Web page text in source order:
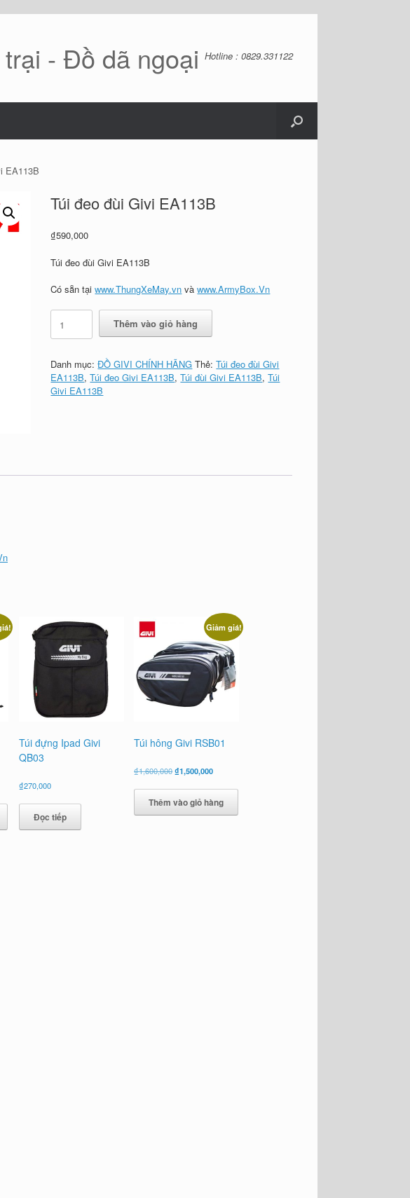
- Đồ dã ngoại Hotline : 0829.331122
EA113B
Túi đeo đùi Givi EA113B
₫590,000
Túi đeo đùi Givi EA113B
Có sẵn tạiwww.ThungXeMay.vn vàwww.ArmyBox.Vn
Túi
đeo
đùi
EA113B
số
lượng
Thêm vào giỏ hàng
Danh mục:ĐỒ GIVI CHÍNH HÃNG Thẻ:Túi đeo đùi Givi
EA113B,Túi đeo Givi EA113B,Túi đùi Givi EA113B,Túi
Givi EA113B
Túi đựng Ipad Givi
QB03
₫270,000
Đọc tiếp
Giảm giá!
Túi hông Givi RSB01
₫1,600,000Giá
là:
₫1,600,000.
₫1,500,000Giá
tại
là:
₫1,500,000.
Thêm vào giỏ hàng